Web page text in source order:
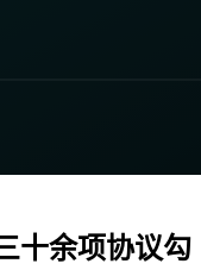
十余项协议勾